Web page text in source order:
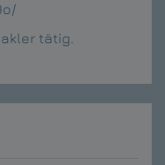
tätig.